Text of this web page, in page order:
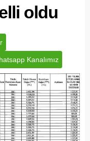
oldu
Kanalımız